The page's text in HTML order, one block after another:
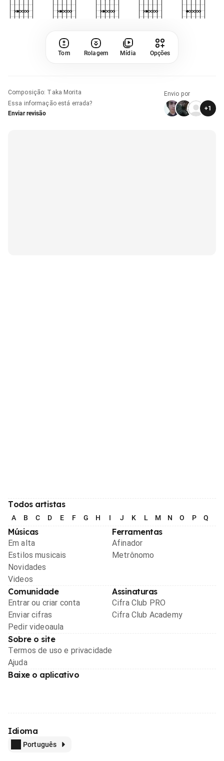
Tom Rolagem Mídia Opções
Composição: Taka Morita
Essa informação está errada?
Enviar revisão
Envio por
+1
Todos artistas
A B C D E F G H I J K L M N O P Q
Músicas
Em alta
Estilos musicais
Novidades
Videos
Ferramentas
Afinador
Metrônomo
Comunidade
Entrar ou criar conta
Enviar cifras
Pedir videoaula
Assinaturas
Cifra Club PRO
Cifra Club Academy
Sobre o site
Termos de uso e privacidade
Ajuda
Baixe o aplicativo
Idioma
Português